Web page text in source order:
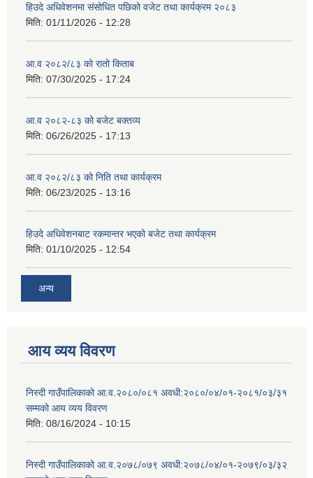
हिउदे अधिवेशनमा संसोधित पछिको वजेट तथा कार्यक्रम २०८३
मिति: 01/11/2026 - 12:28
आ.व २०८२/८३ को रातो किताब
मिति: 07/30/2025 - 17:24
आ.व २०८२-८३ को बजेट बक्तव्य
मिति: 06/26/2025 - 17:13
आ.व २०८२/८३ को निति तथा कार्यक्रम
मिति: 06/23/2025 - 13:16
हिउदे अधिवेशनबाट रकमान्तर भएको बजेट तथा कार्यक्रम
मिति: 01/10/2025 - 12:54
अन्य
आय व्यय विवरण
निस्दी गाउँपालिकाको आ.व.२०८०/०८१ अवधी:२०८०/०४/०१-२०८१/०३/३१
सम्मको आय व्यय विवरण
मिति: 08/16/2024 - 10:15
निस्दी गाउँपालिकाको आ.व.२०७८/०७९ अवधी:२०७८/०४/०१-२०७९/०३/३२